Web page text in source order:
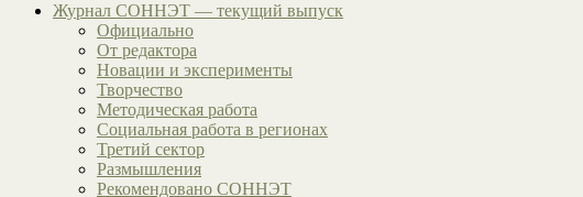
Журнал СОННЭТ — текущий выпуск
Официально
От редактора
Новации и эксперименты
Творчество
Методическая работа
Социальная работа в регионах
Третий сектор
Размышления
Рекомендовано СОННЭТ